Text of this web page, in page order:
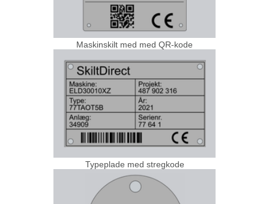
Maskinskilt med med QR-kode
Typeplade med stregkode